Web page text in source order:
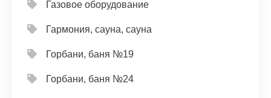
Газовое оборудование
Гармония, сауна, сауна
Горбани, баня №19
Горбани, баня №24